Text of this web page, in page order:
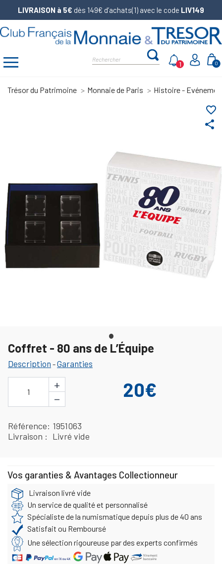
LIVRAISON à 5€ dès 149€ d’achats(1) avec le code LIV149
0
1
Trésor du Patrimoine Monnaie de Paris Histoire -
share
favorite_border
Coffret - 80 ans de L’Équipe
Description -Garanties
1
+
−
20€
Référence 1951063
Livraison
Livré vide
Vos garanties & Avantages Collectionneur
Livraison livré vide
Un service de qualité et personnalisé
Spécialiste de la numismatique depuis plus de 40 ans
Satisfait ou Remboursé
Une sélection rigoureuse par des experts confirmés